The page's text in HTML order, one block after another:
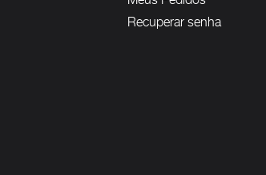
Recuperar senha